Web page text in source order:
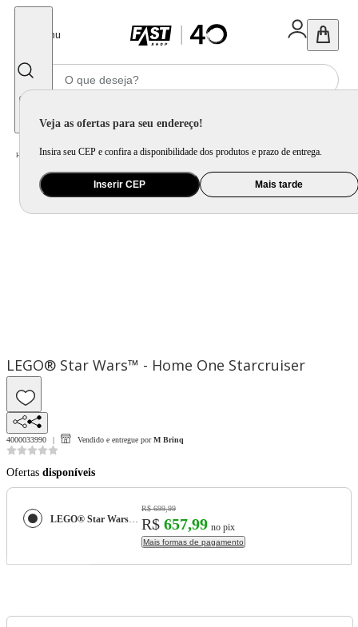
Menu
Veja as ofertas para seu endereço!
Insira seu CEP e confira a disponibilidade dos produtos e prazo de entrega.
Inserir CEP Mais tarde
Home Brinquedo e Colecionável / Para Colecionar
LEGO® Star Wars™ - Home One Starcruiser
4000033990 Vendido e entregue por M Brinq
Ofertas disponíveis
LEGO® Star Wars™ - Home One Starcruiser
R$ 699,99
R$ 657,99 no pix
Mais formas de pagamento